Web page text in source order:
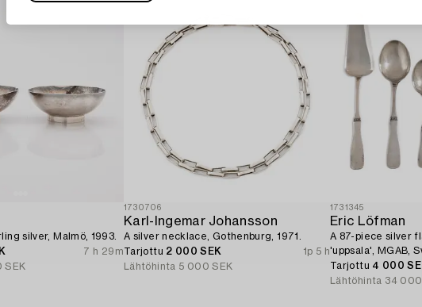
silver, Malmö, 1993.
7 h 29m
SEK
1730706
Karl-Ingemar Johansson
A silver necklace, Gothenburg, 1971.
Tarjottu 2 000 SEK
1p 5 h
Lähtöhinta 5 000 SEK
1731345
Eric Löfman
A 87-piece silver
'uppsala', MGAB,
Tarjottu 4 000
Lähtöhinta 34 000